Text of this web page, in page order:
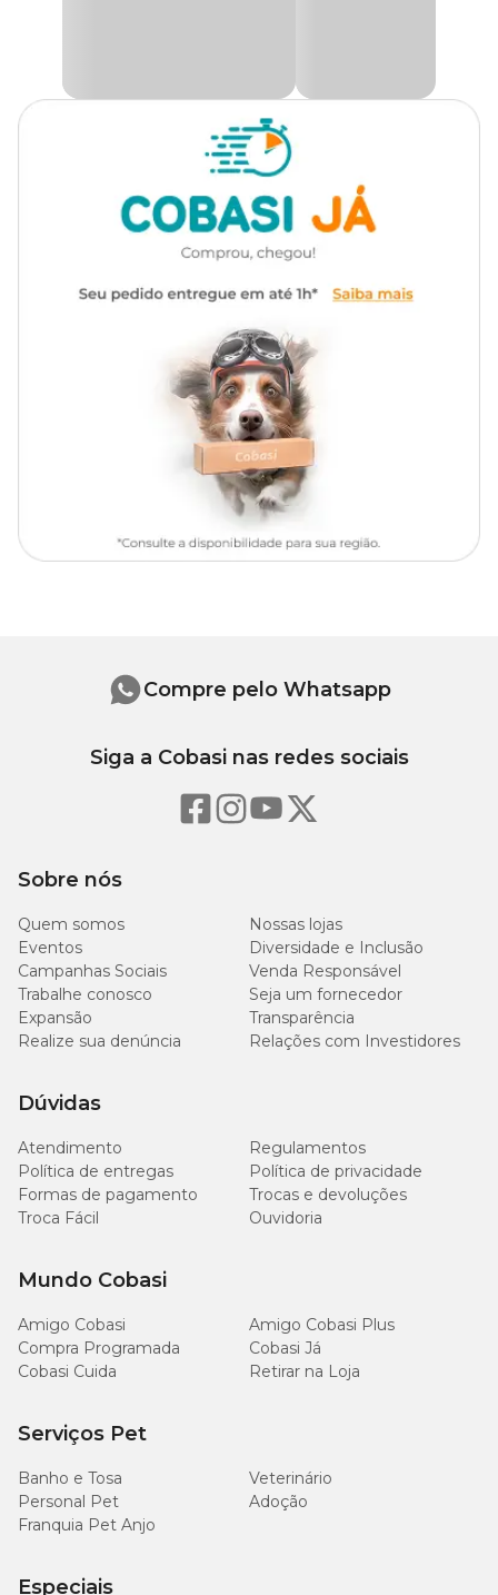
cm x 6 cm
Sobre nós
Quem somos
Nossas lojas
Eventos
Diversidade e Inclusão
Campanhas Sociais
Venda Responsável
Trabalhe conosco
Seja um fornecedor
Expansão
Transparência
Realize sua denúncia
Relações com Investidores
Dúvidas
Atendimento
Regulamentos
Política de entregas
Política de privacidade
Formas de pagamento
Trocas e devoluções
Troca Fácil
Ouvidoria
Mundo Cobasi
Amigo Cobasi
Amigo Cobasi Plus
Compra Programada
Cobasi Já
Cobasi Cuida
Retirar na Loja
Serviços Pet
Banho e Tosa
Veterinário
Personal Pet
Adoção
Franquia Pet Anjo
Especiais
Compre pelo Whatsapp
Siga a Cobasi nas redes sociais